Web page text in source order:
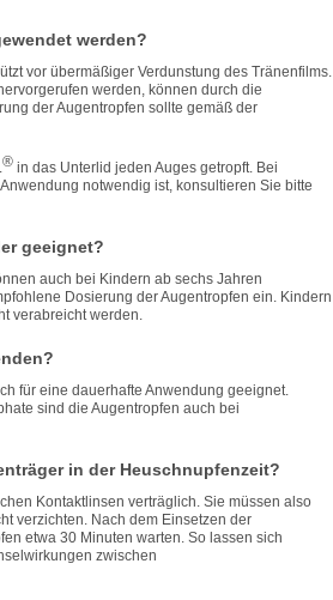
werden?
vor übermäßiger Verdunstung des Tränenfilms.
werden, können durch die
der Augentropfen sollte gemäß der
®in das Unterlid jeden Auges getropft. Bei
notwendig ist, konsultieren Sie bitte
geeignet?
auch bei Kindern ab sechs Jahren
Dosierung der Augentropfen ein. Kindern
verabreicht werden.
für eine dauerhafte Anwendung geeignet.
sind die Augentropfen auch bei
in der Heuschnupfenzeit?
Kontaktlinsen verträglich. Sie müssen also
verzichten. Nach dem Einsetzen der
etwa 30 Minuten warten. So lassen sich
zwischen